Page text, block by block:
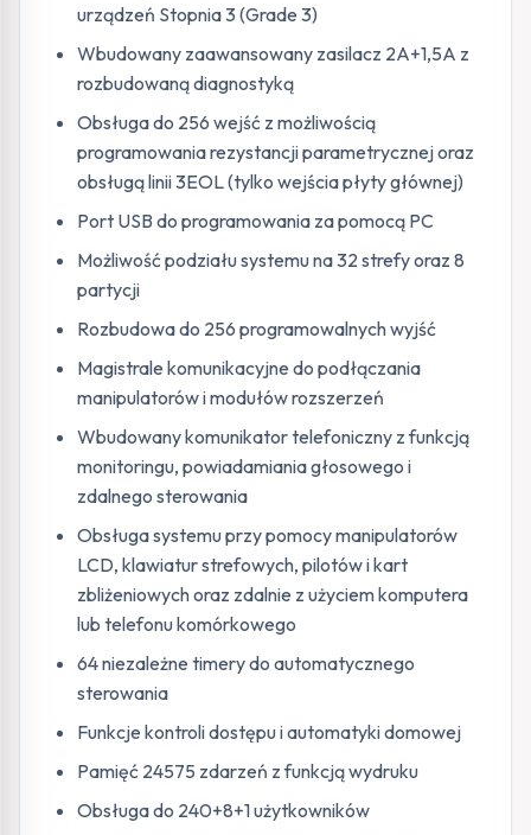
urządzeń Stopnia 3 (Grade 3)
Wbudowany zaawansowany zasilacz 2A+1,5A z
rozbudowaną diagnostyką
Obsługa do 256 wejść z możliwością
programowania rezystancji parametrycznej oraz
obsługą linii 3EOL (tylko wejścia płyty głównej)
Port USB do programowania za pomocą PC
Możliwość podziału systemu na 32 strefy oraz 8
partycji
Rozbudowa do 256 programowalnych wyjść
Magistrale komunikacyjne do podłączania
manipulatorów i modułów rozszerzeń
Wbudowany komunikator telefoniczny z funkcją
monitoringu, powiadamiania głosowego i
zdalnego sterowania
Obsługa systemu przy pomocy manipulatorów
LCD, klawiatur strefowych, pilotów i kart
zbliżeniowych oraz zdalnie z użyciem komputera
lub telefonu komórkowego
64 niezależne timery do automatycznego
sterowania
Funkcje kontroli dostępu i automatyki domowej
Pamięć 24575 zdarzeń z funkcją wydruku
Obsługa do 240+8+1 użytkowników